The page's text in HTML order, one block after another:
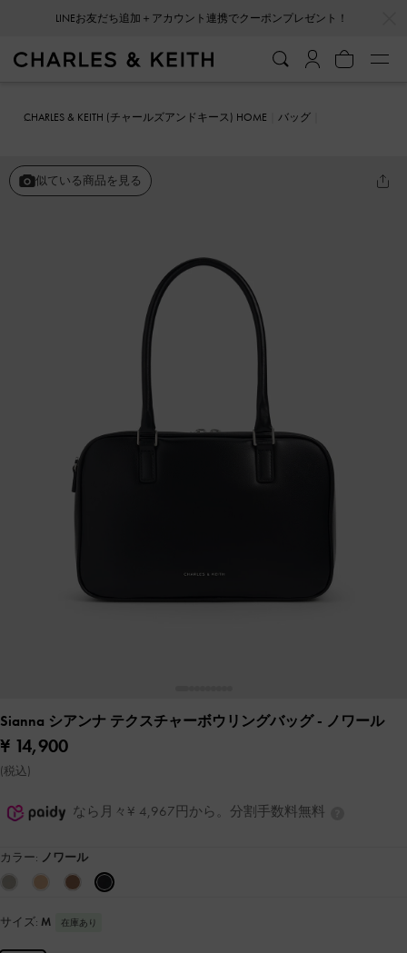
会員登録＋ニュースレター登録で10%OFFクーポンプレゼント！
CHARLES & KEITH (チャールズアンドキース) HOME
バッグ
似ている商品を見る
Sianna シアンナ テクスチャーボウリングバッグ- ノワール
¥ 14,900
(税込)
なら月々¥ 4,967円から。分割手数料無料
カラー: ノワール
サイズ: M 在庫あり